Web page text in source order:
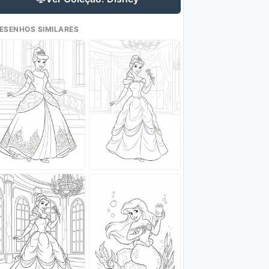
SIMILARES